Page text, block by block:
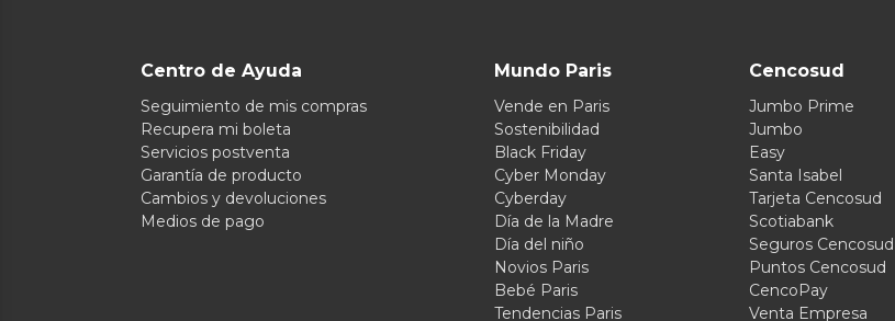
Centro de Ayuda
Seguimiento de mis compras
Recupera mi boleta
Servicios postventa
Garantía de producto
Cambios y devoluciones
Medios de pago
Mundo Paris
Vende en Paris
Sostenibilidad
Black Friday
Cyber Monday
Cyberday
Día de la Madre
Día del niño
Novios Paris
Bebé Paris
Tendencias Paris
Cencosud
Jumbo Prime
Jumbo
Easy
Santa Isabel
Tarjeta Cencosud
Scotiabank
Seguros Cencosud
Puntos Cencosud
CencoPay
Venta Empresa